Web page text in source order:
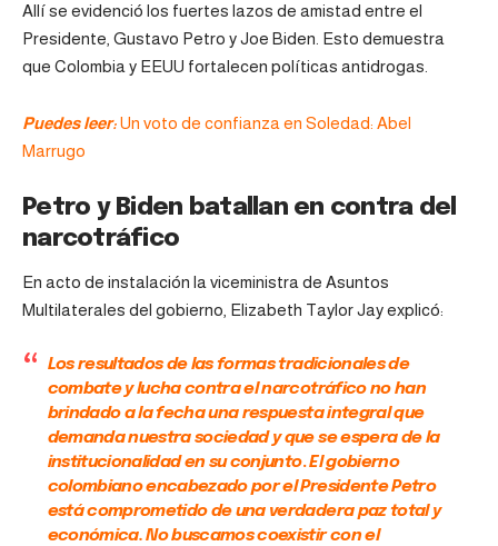
Allí se evidenció los fuertes lazos de amistad entre el
Presidente, Gustavo Petro y Joe Biden. Esto demuestra
que Colombia y EEUU fortalecen políticas antidrogas.
Puedes leer:Un voto de confianza en Soledad: Abel
Marrugo
Petro y Biden batallan en contra del
narcotráfico
En acto de instalación la viceministra de Asuntos
Multilaterales del gobierno, Elizabeth Taylor Jay explicó:
Los resultados de las formas tradicionales de
combate y lucha contra el narcotráfico no han
brindado a la fecha una respuesta integral que
demanda nuestra sociedad y que se espera de la
institucionalidad en su conjunto.El gobierno
colombiano encabezado por el Presidente Petro
está comprometido de una verdadera paz total y
económica. No buscamos coexistir con el